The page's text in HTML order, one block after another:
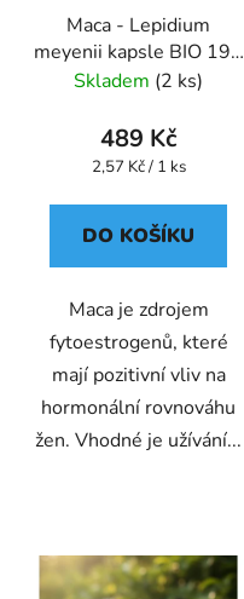
Maca - Lepidium
meyenii kapsle BIO 190
ks
Skladem (2 ks)
489 Kč
Měrná
2,57 Kč / 1 ks
DO KOŠÍKU
Maca je zdrojem
fytoestrogenů, které
mají pozitivní vliv na
hormonální rovnováhu
žen. Vhodné je užívání...